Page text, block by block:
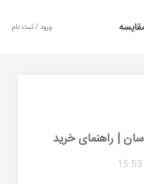
ورود / ثبت نام
| راهنمای خرید
15:53